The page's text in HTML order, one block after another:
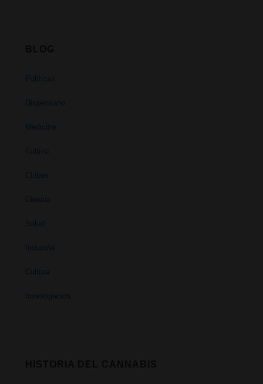
Políticas
Dispensario
Medicina
Cultivo
Clubes
Ciencia
Salud
Industria
Cultura
Investigación